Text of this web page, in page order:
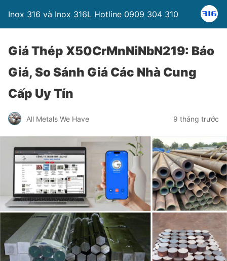
Inox 316 và Inox 316L Hotline 0909 304 310
Giá Thép X50CrMnNiNbN219: Báo
Giá, So Sánh Giá Các Nhà Cung
Cấp Uy Tín
All Metals We Have 9 tháng trước